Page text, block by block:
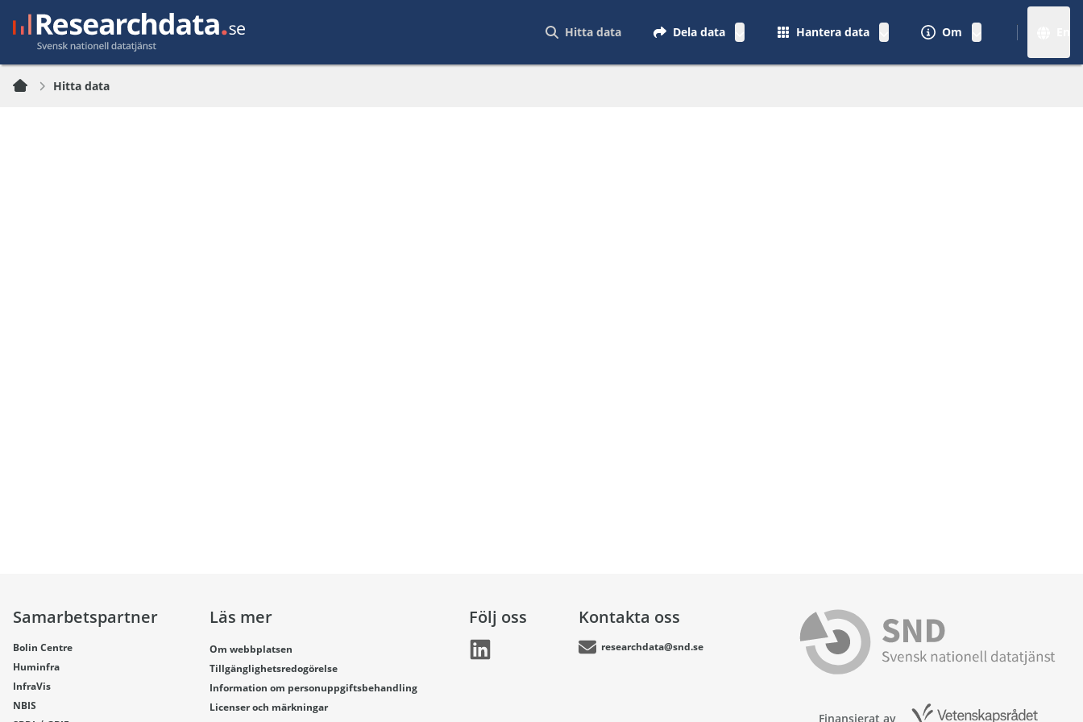
Hitta data Dela data Hantera data Om
Hitta data
Samarbetspartner
Bolin Centre
Huminfra
InfraVis
NBIS
Läs mer
Om webbplatsen
Tillgänglighetsredogörelse
Information om personuppgiftsbehandling
Licenser och märkningar
Följ oss Kontakta oss
researchdata@snd.se
Finansierat av